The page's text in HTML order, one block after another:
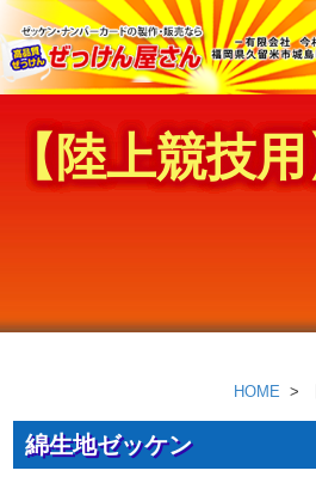
【陸上競技
HOME
綿生地ゼッケン